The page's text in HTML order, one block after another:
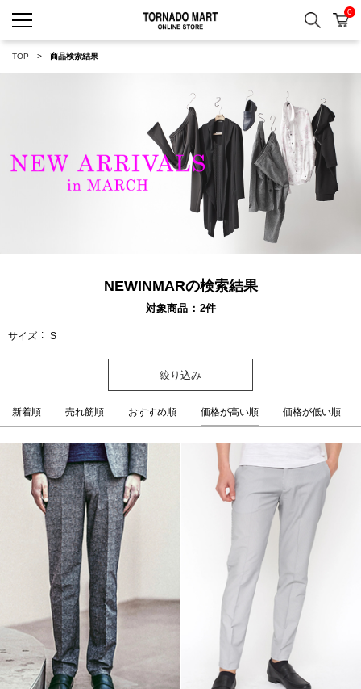
検索 カ
0
TOP 商品検索結果
NEWINMARの検索結果
対象商品 2件
サイズ S
絞り込み
新着順 売れ筋順 おすすめ順 価格が高い順 価格が低い順